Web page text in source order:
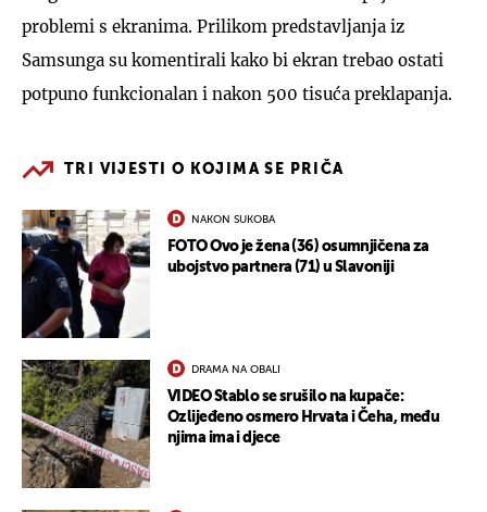
problemi s ekranima. Prilikom predstavljanja iz
Samsunga su komentirali kako bi ekran trebao ostati
potpuno funkcionalan i nakon 500 tisuća preklapanja.
TRI VIJESTI O KOJIMA SE PRIČA
NAKON SUKOBA
FOTO Ovo je žena (36) osumnjičena za
ubojstvo partnera (71) u Slavoniji
DRAMA NA OBALI
VIDEO Stablo se srušilo na kupače:
Ozlijeđeno osmero Hrvata i Čeha, među
njima ima i djece